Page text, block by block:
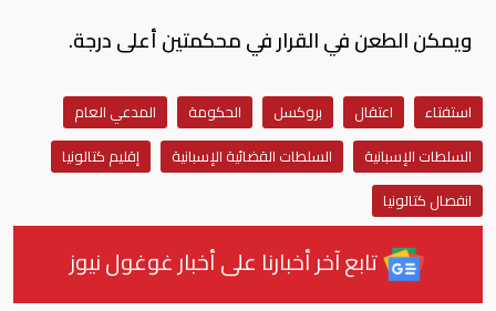
ويمكن الطعن في القرار في محكمتين أعلى درجة.
استفتاء اعتقال بروكسل الحكومة
المدعي العام
السلطات الإسبانية
السلطات القضائية الإسبانية
إقليم كتالونيا
انفصال كتالونيا
تابع آخر أخبارنا على أخبار غوغول نيوز